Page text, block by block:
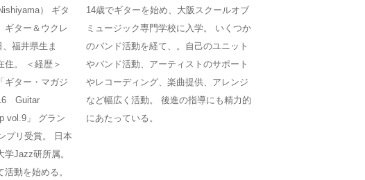
） ギタ
ギター＆ウクレ
福井県生ま
住。 ＜経歴＞
ギター・マガジ
Guitar
vol.9」 グラン
プリ受賞。 日本
Jazz研所属。
動を始める。
14歳でギターを始め、大阪スクールオブ
ミュージック専門学校に入学。 いくつか
のバンド活動を経て、。自己のユニット
やバンド活動、アーティストのサポート
やレコーディング、楽曲提供、アレンジ
など幅広く活動。 後進の指導にも精力的
にあたっている。